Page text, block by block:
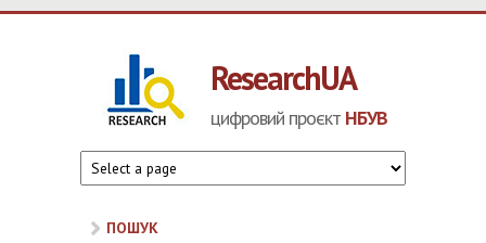
ResearchUA
цифровий проєкт НБУВ
ПОШУК